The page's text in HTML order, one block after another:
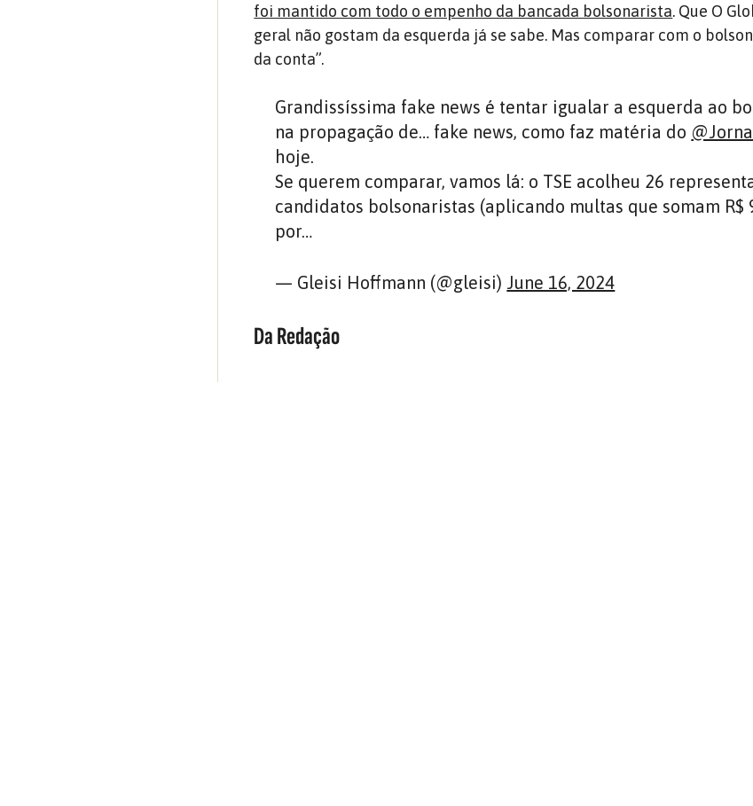
foi mantido com todo o empenho da bancada bolsonarista. Que O
geral não gostam da esquerda já se sabe. Mas comparar com o
da conta”.
Grandissíssima fake news é tentar igualar a esquerda ao
na propagação de… fake news, como faz matéria do
hoje.
Se querem comparar, vamos lá: o TSE acolheu 26
candidatos bolsonaristas (aplicando multas que somam R$
por…
— Gleisi Hoffmann (@gleisi) June 16, 2024
Da Redação